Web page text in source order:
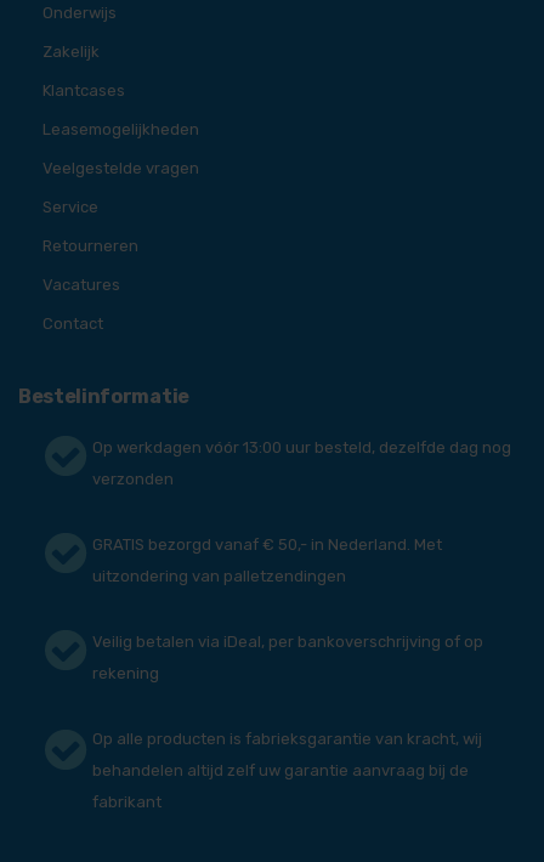
Onderwijs
Zakelijk
Klantcases
Leasemogelijkheden
Veelgestelde vragen
Service
Retourneren
Vacatures
Contact
Bestelinformatie
Op werkdagen vóór 13:00 uur besteld, dezelfde dag nog
verzonden
GRATIS bezorgd vanaf € 50,- in Nederland. Met
uitzondering van palletzendingen
Veilig betalen via iDeal, per bankoverschrijving of op
rekening
Op alle producten is fabrieksgarantie van kracht, wij
behandelen altijd zelf uw garantie aanvraag bij de
fabrikant